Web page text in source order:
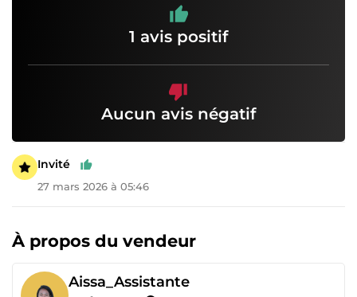
1 avis positif
Aucun avis négatif
Invité
27 mars 2026 à 05:46
À propos du vendeur
Aissa_Assistante